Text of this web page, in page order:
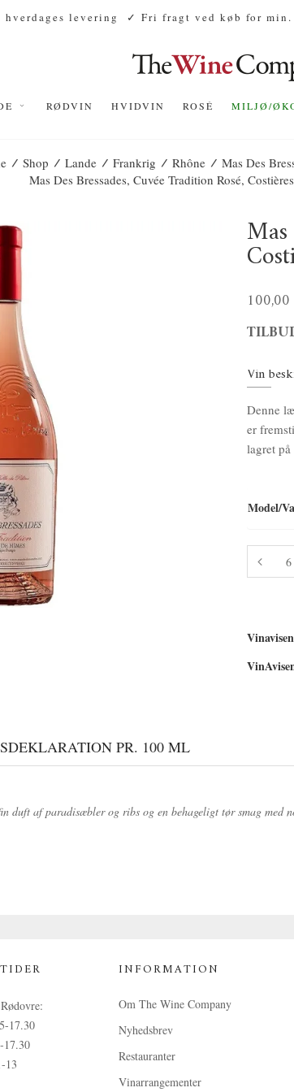
hverdages levering ✓ Fri fragt ved køb for min.
RØDVIN HVIDVIN ROSÉ MILJØ/
/ Shop / Lande / Frankrig / Rhône / Mas Des
Mas Des Bressades, Cuvée Tradition Rosé,
Vin
Denne
er
lagret
Model/
Vinavisen
PR. 100 ML
duft af paradisæbler og ribs og en behageligt tør smag
17.30
17.30
13
INFORMATION
Om The Wine Company
Nyhedsbrev
Restauranter
Vinarrangementer